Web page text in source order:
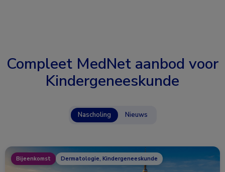
Compleet MedNet aanbod voor
Kindergeneeskunde
Nascholing Nieuws
Bijeenkomst Dermatologie, Kindergeneeskunde